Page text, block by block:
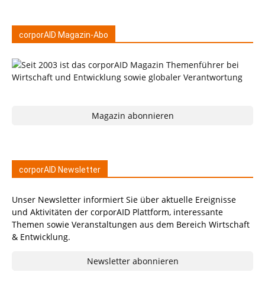
corporAID Magazin-Abo
Magazin abonnieren
corporAID Newsletter
Unser Newsletter informiert Sie über aktuelle Ereignisse
und Aktivitäten der corporAID Plattform, interessante
Themen sowie Veranstaltungen aus dem Bereich Wirtschaft
& Entwicklung.
Newsletter abonnieren